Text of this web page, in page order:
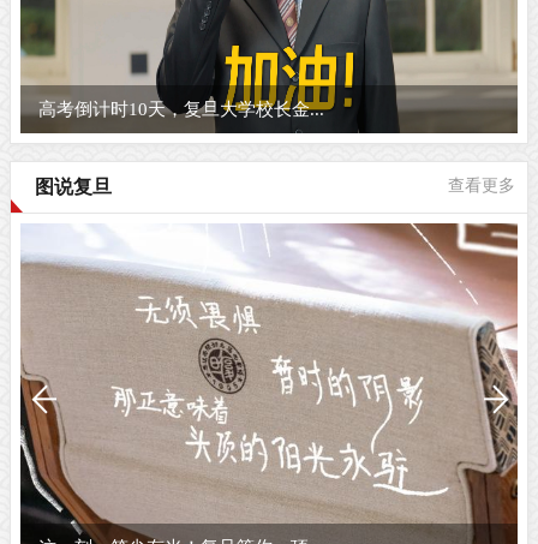
高考倒计时10天，复旦大学校长金...
图说复旦 查看更多